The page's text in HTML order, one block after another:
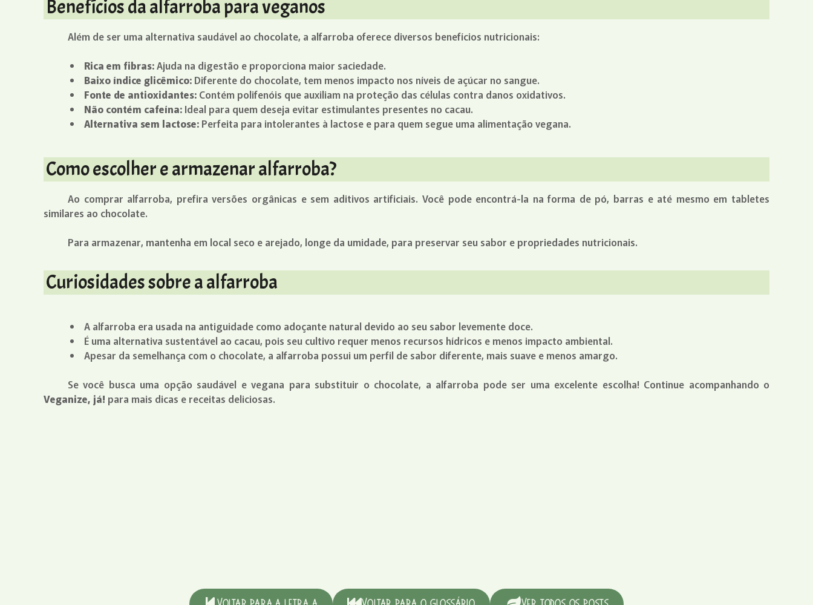
Benefícios da alfarroba para veganos
Além de ser uma alternativa saudável ao chocolate, a alfarroba oferece diversos benefícios nutricionais:
Rica em fibras:Ajuda na digestão e proporciona maior saciedade.
Baixo índice glicêmico: Diferente do chocolate, tem menos impacto nos níveis de açúcar no sangue.
Fonte de antioxidantes: Contém polifenóis que auxiliam na proteção das células contra danos oxidativos.
Não contém cafeína: Ideal para quem deseja evitar estimulantes presentes no cacau.
Alternativa sem lactose: Perfeita para intolerantes à lactose e para quem segue uma alimentação vegana.
Como escolher e armazenar alfarroba?
Ao comprar alfarroba, prefira versões orgânicas e sem aditivos artificiais. Você pode encontrá-la na forma de pó, barras e até mesmo em tabletes
similares ao chocolate.
Para armazenar, mantenha em local seco e arejado, longe da umidade, para preservar seu sabor e propriedades nutricionais.
Curiosidades sobre a alfarroba
A alfarroba era usada na antiguidade como adoçante natural devido ao seu sabor levemente doce.
É uma alternativa sustentável ao cacau, pois seu cultivo requer menos recursos hídricos e menos impacto ambiental.
Apesar da semelhança com o chocolate, a alfarroba possui um perfil de sabor diferente, mais suave e menos amargo.
Se você busca uma opção saudável e vegana para substituir o chocolate, a alfarroba pode ser uma excelente escolha! Continue acompanhando o
Veganize, já! para mais dicas e receitas deliciosas.